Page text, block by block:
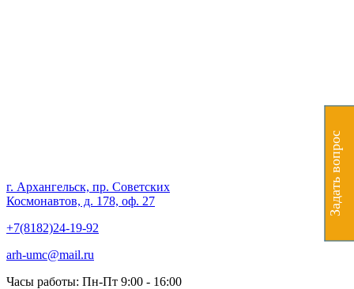
г. Архангельск, пр. Советских
Космонавтов, д. 178, оф. 27
+7(8182)24-19-92
arh-umc@mail.ru
Часы работы: Пн-Пт 9:00 - 16:00
Задать вопрос